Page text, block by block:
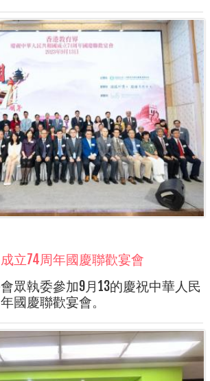
立74周年國慶聯歡宴會
眾執委參加9月13的慶祝中華人民
國慶聯歡宴會。